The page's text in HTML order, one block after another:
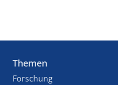
Themen
Forschung